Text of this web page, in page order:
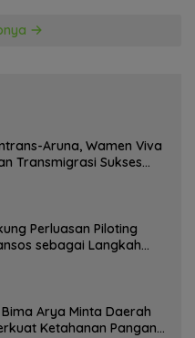
Aruna, Wamen Viva
Transmigrasi Sukses
Perluasan Piloting
sebagai Langkah
Arya Minta Daerah
Ketahanan Pangan